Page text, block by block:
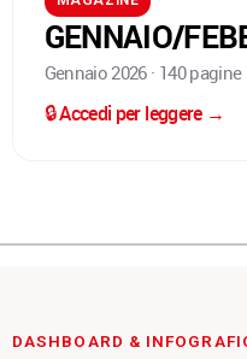
GENNAIO/
Gennaio 2026 · 140 pagine
🔒 Accedi per leggere →
DASHBOARD &